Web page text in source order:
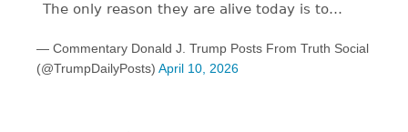
The only reason they are alive today is to…
— Commentary Donald J. Trump Posts From Truth Social
(@TrumpDailyPosts) April 10, 2026